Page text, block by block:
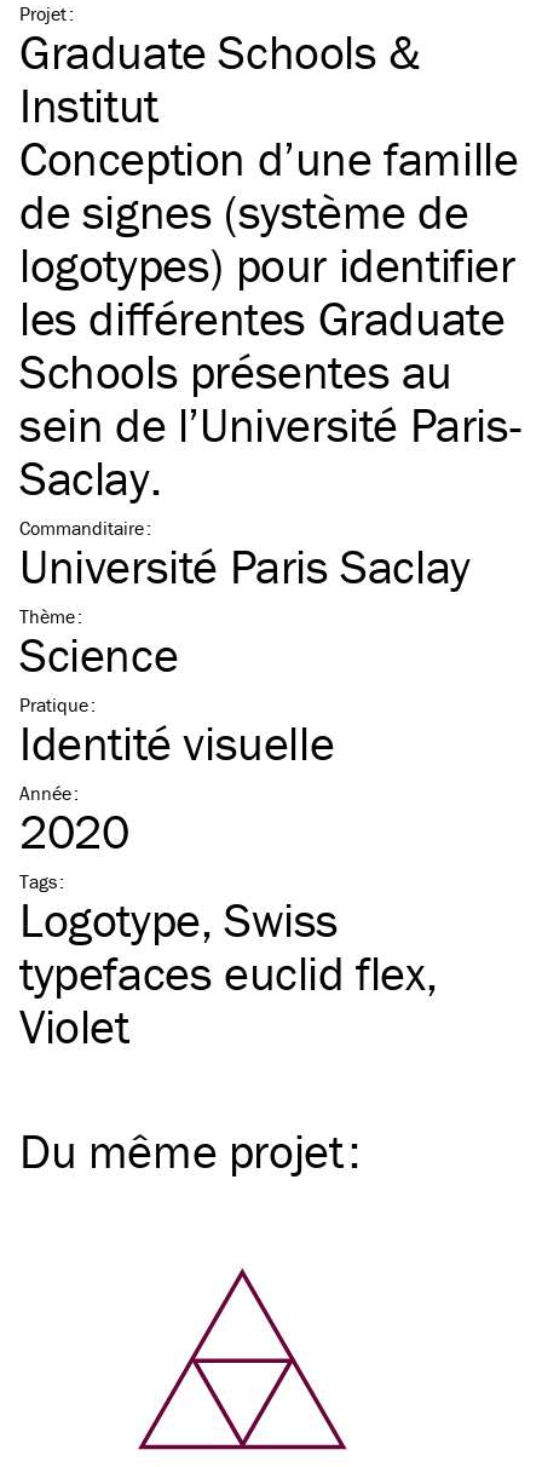
Projet:
Graduate Schools &
Institut
Conception d’une famille
de signes (système de
logotypes) pour identifier
les différentes Graduate
Schools présentes au
sein de l’Université Paris-
Saclay.
Commanditaire:
Université Paris Saclay
Thème:
Science
Pratique:
Identité visuelle
Année:
2020
Tags:
Logotype Swiss
typefaces euclid flex
Violet
Du même projet: